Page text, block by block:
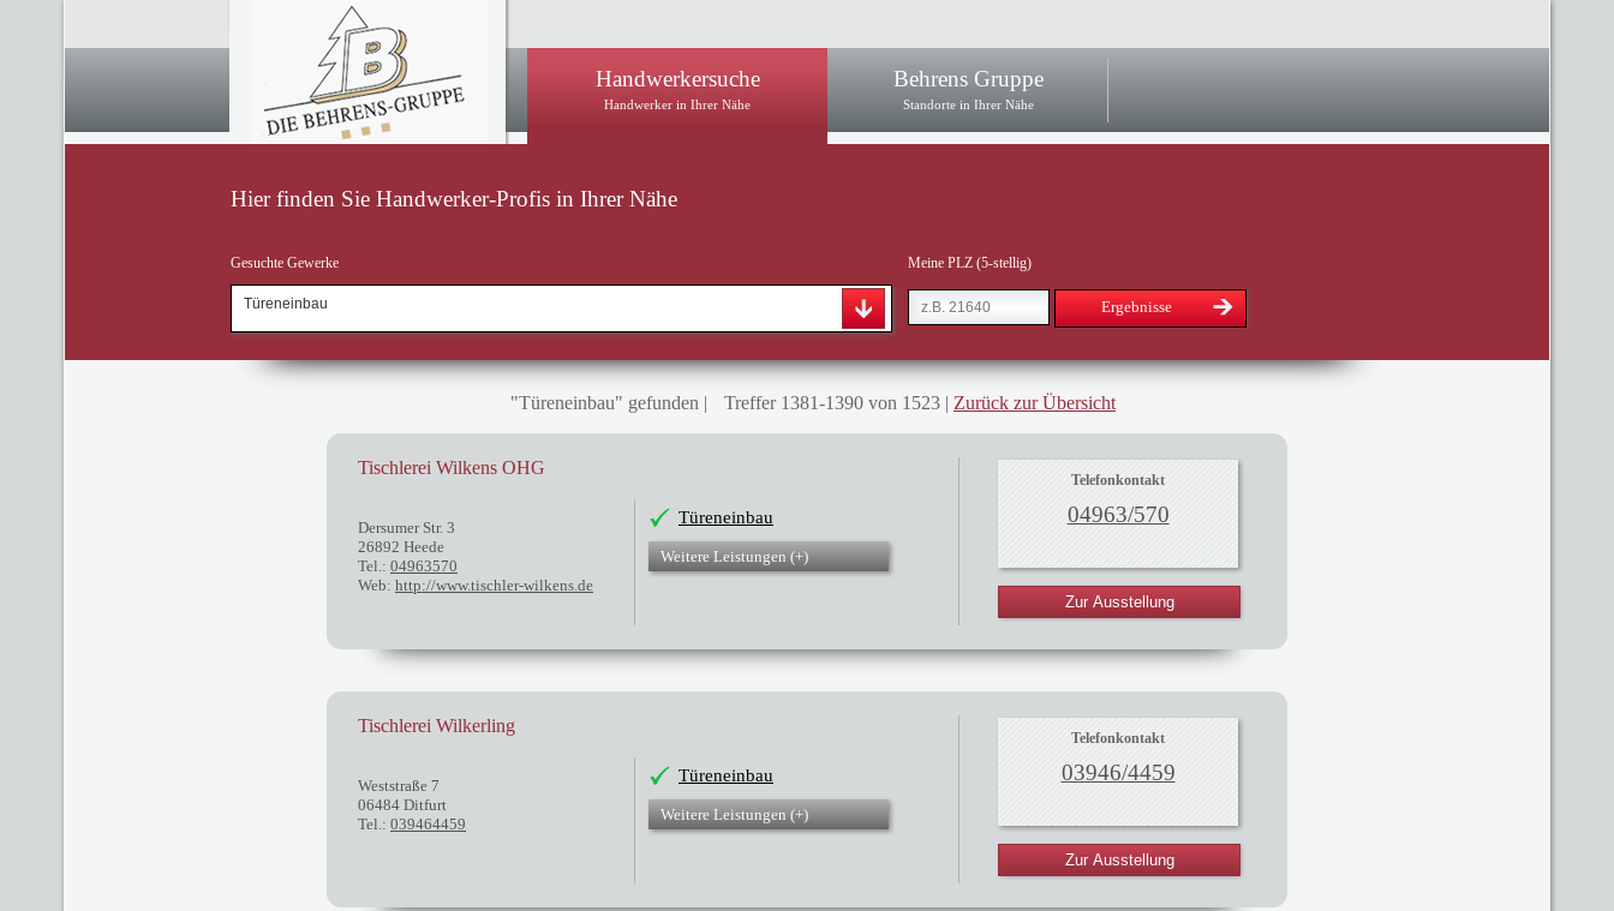
Handwerkersuche
Handwerker in Ihrer Nähe
Behrens Gruppe
Standorte in Ihrer Nähe
Hier finden Sie Handwerker-Profis in Ihrer Nähe
Gesuchte Gewerke Meine PLZ (5-stellig)
Ergebnisse
"Türeneinbau" gefunden Treffer 1381-1390 von 1523 Zurück zur Übersicht
Tischlerei Wilkens OHG
Dersumer Str. 3
26892 Heede
Tel.: 04963570
Web: http://www.tischler-wilkens.de
Türeneinbau
Weitere Leistungen (+)
Telefonkontakt
04963/570
Zur Ausstellung
Tischlerei Wilkerling
Weststraße 7
06484 Ditfurt
Tel.: 039464459
Türeneinbau
Weitere Leistungen (+)
Telefonkontakt
03946/4459
Zur Ausstellung